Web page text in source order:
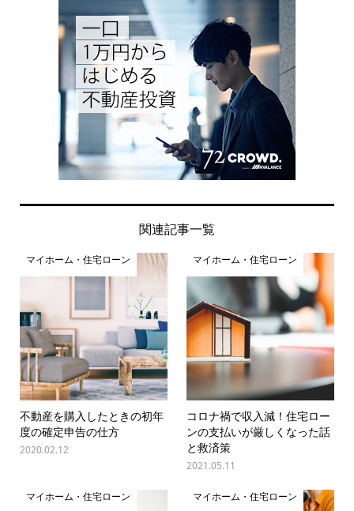
関連記事一覧
マイホーム・住宅ローン
不動産を購入したときの初年
度の確定申告の仕方
2020.02.12
マイホーム・住宅ローン
コロナ禍で収入減！住宅ロー
ンの支払いが厳しくなった話
と救済策
2021.05.11
マイホーム・住宅ローン マイホーム・住宅ローン